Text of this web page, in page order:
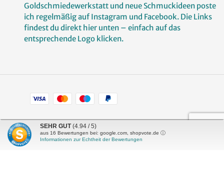
Goldschmiedewerkstatt und neue Schmuckideen poste
ich regelmäßig auf Instagram und Facebook. Die Links
findest du direkt hier unten – einfach auf das
entsprechende Logo klicken.
Zahlungsarten
FacebookPinterestInstagram
Shop erstellt mit
Besuche uns auch auf lieber-
SEHR GUT (4.94 / 5)
aus 16 Bewertungen bei: google.com, shopvote.de ⓘ
Informationen zur Echtheit der Bewertungen